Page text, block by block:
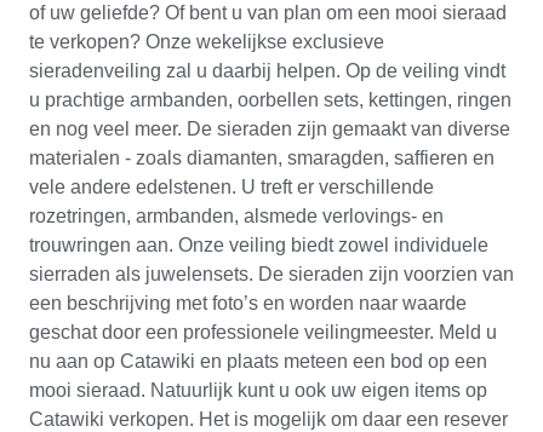
of uw geliefde? Of bent u van plan om een mooi sieraad
te verkopen? Onze wekelijkse exclusieve
sieradenveiling zal u daarbij helpen. Op de veiling vindt
u prachtige armbanden, oorbellen sets, kettingen, ringen
en nog veel meer. De sieraden zijn gemaakt van diverse
materialen - zoals diamanten, smaragden, saffieren en
vele andere edelstenen. U treft er verschillende
rozetringen, armbanden, alsmede verlovings- en
trouwringen aan. Onze veiling biedt zowel individuele
sierraden als juwelensets. De sieraden zijn voorzien van
een beschrijving met foto’s en worden naar waarde
geschat door een professionele veilingmeester. Meld u
nu aan op Catawiki en plaats meteen een bod op een
mooi sieraad. Natuurlijk kunt u ook uw eigen items op
Catawiki verkopen. Het is mogelijk om daar een resever